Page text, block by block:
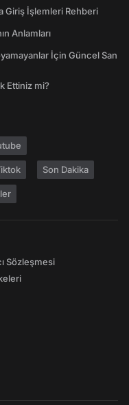
Giriş İşlemleri Rehberi
Anlamları
İçin Güncel San
Ettiniz mi?
Son Dakika
Sözleşmesi